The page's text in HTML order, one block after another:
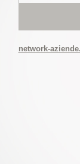
network-